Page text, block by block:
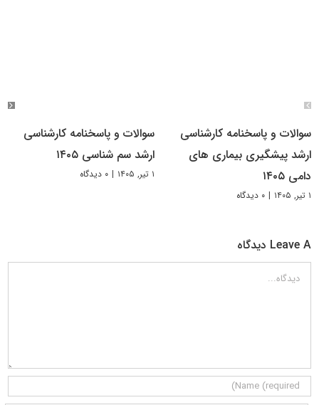
سوالات و پاسخنامه کارشناسی
ارشد پیشگیری بیماری های
دامی ۱۴۰۵
۱ تیر, ۱۴۰۵ | ۰ دیدگاه
سوالات و پاسخنامه کارشناسی
ارشد سم شناسی ۱۴۰۵
۱ تیر, ۱۴۰۵ | ۰ دیدگاه
Leave A دیدگاه
دیدگاه